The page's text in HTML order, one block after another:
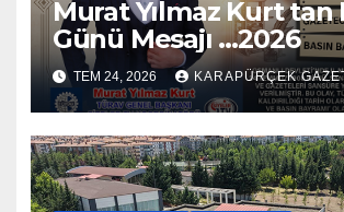
Murat Yılmaz Kurt tan
Günü Mesajı …2026
TEM 24, 2026 KARAPÜRÇEK